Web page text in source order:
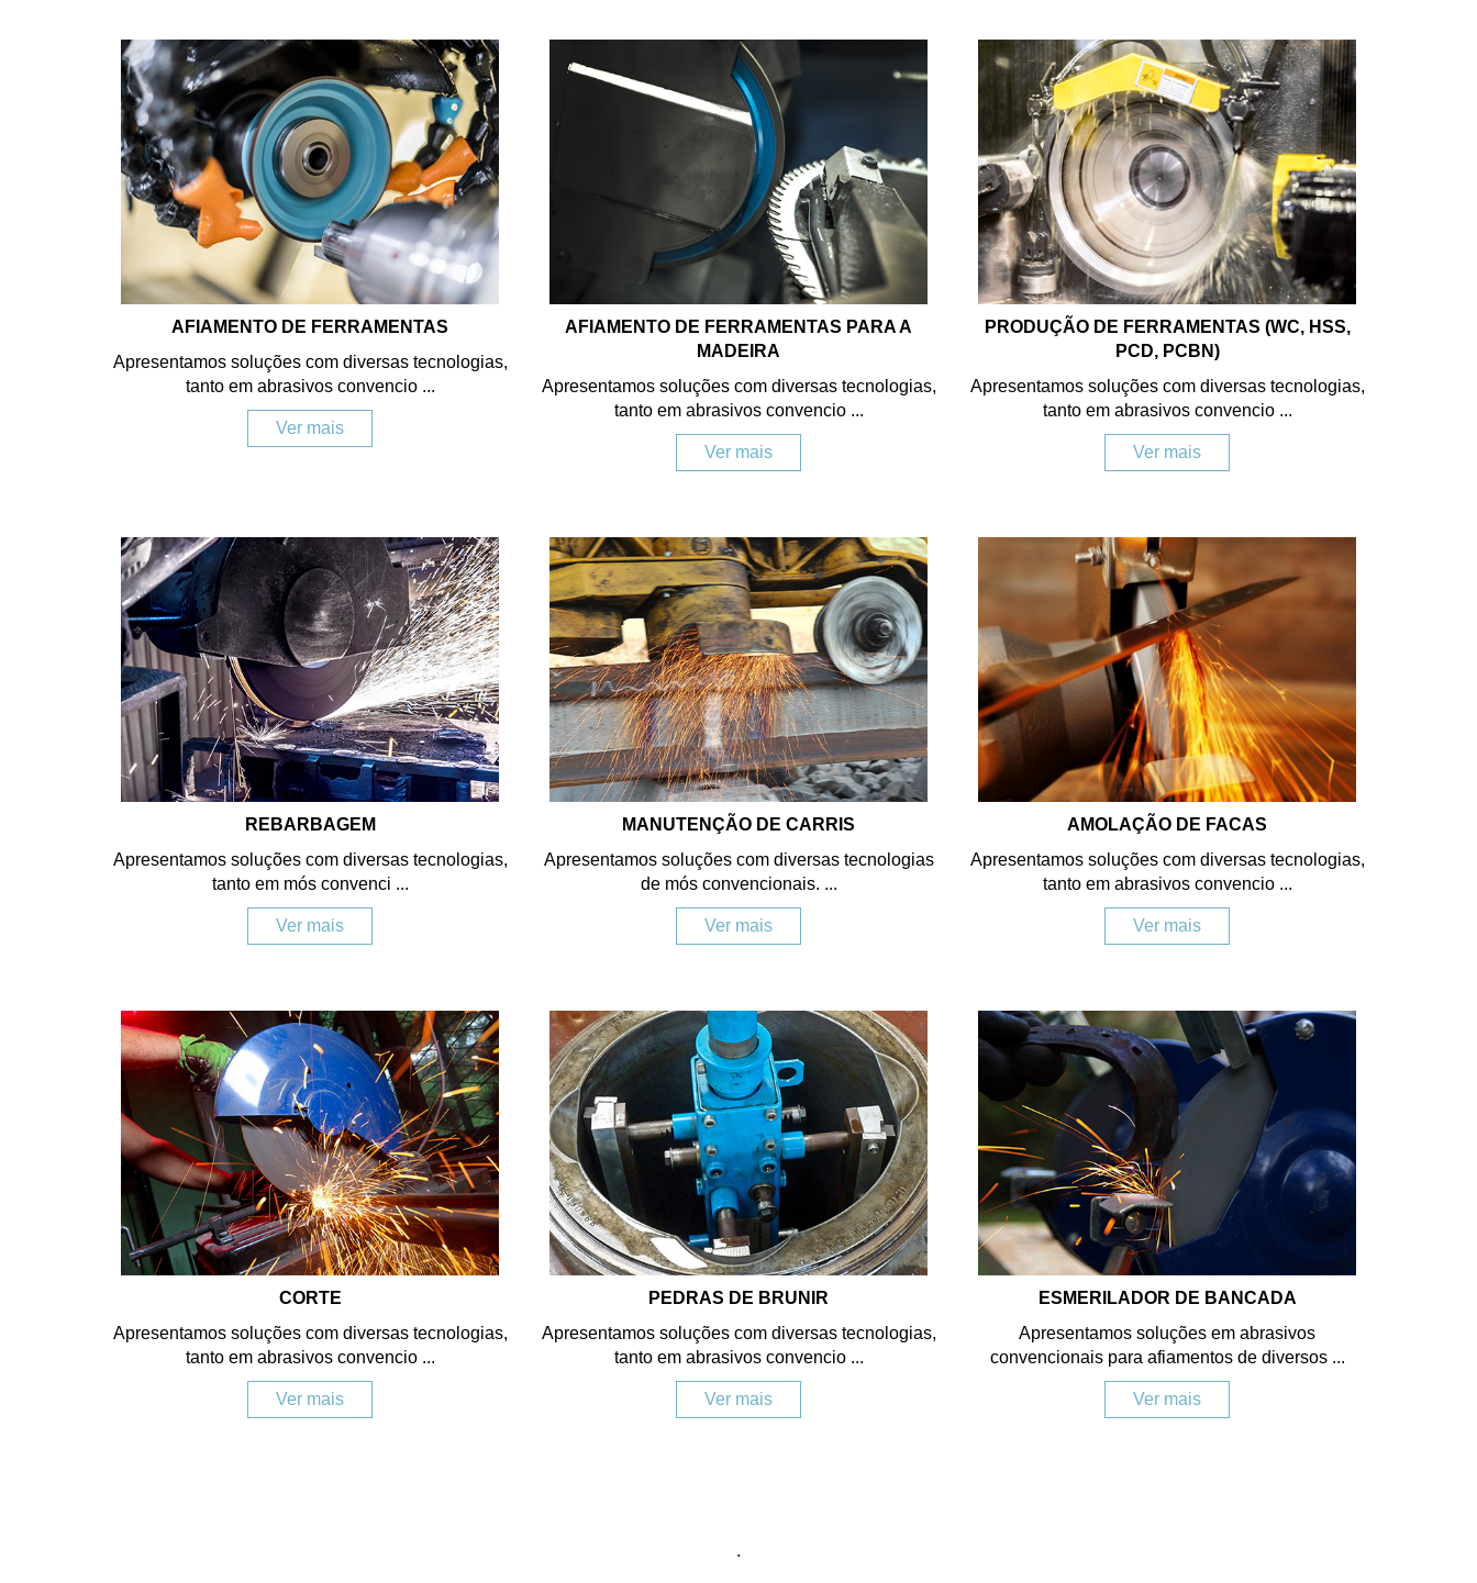
AFIAMENTO DE FERRAMENTAS
Apresentamos soluções com diversas tecnologias,
tanto em abrasivos convencio ...
Ver mais
AFIAMENTO DE FERRAMENTAS PARA A
MADEIRA
Apresentamos soluções com diversas tecnologias,
tanto em abrasivos convencio ...
Ver mais
PRODUÇÃO DE FERRAMENTAS (WC, HSS,
PCD, PCBN)
Apresentamos soluções com diversas tecnologias,
tanto em abrasivos convencio ...
Ver mais
REBARBAGEM
Apresentamos soluções com diversas tecnologias,
tanto em mós convenci ...
Ver mais
MANUTENÇÃO DE CARRIS
Apresentamos soluções com diversas tecnologias
de mós convencionais. ...
Ver mais
AMOLAÇÃO DE FACAS
Apresentamos soluções com diversas tecnologias,
tanto em abrasivos convencio ...
Ver mais
CORTE
Apresentamos soluções com diversas tecnologias,
tanto em abrasivos convencio ...
Ver mais
PEDRAS DE BRUNIR
Apresentamos soluções com diversas tecnologias,
tanto em abrasivos convencio ...
Ver mais
ESMERILADOR DE BANCADA
Apresentamos soluções em abrasivos
convencionais para afiamentos de diversos ...
Ver mais
.